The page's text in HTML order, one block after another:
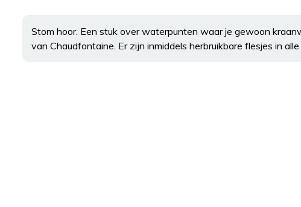
Stom hoor. Een stuk over waterpunten waar je gewoon
van Chaudfontaine. Er zijn inmiddels herbruikbare flesjes in